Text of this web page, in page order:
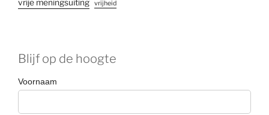
vrije meningsuiting vrijheid
Blijf op de hoogte